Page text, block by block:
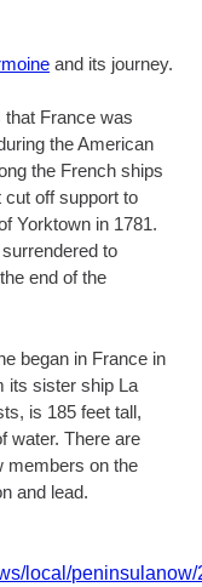
and its journey.
that France was
the American
the French ships
cut off support to
Yorktown in 1781.
to
end of the
began in France in
its sister ship La
is 185 feet tall,
water. There are
members on the
and lead.
local/